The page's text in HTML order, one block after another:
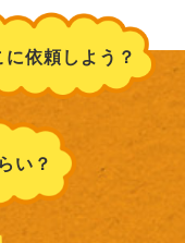
依頼しよう？
い？